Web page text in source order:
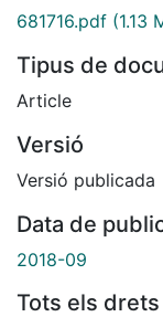
681716.pdf (1.13
Tipus de
Article
Versió
Versió publicada
Data de
2018-09
Tots els